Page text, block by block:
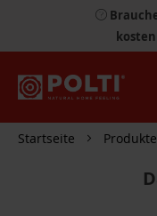
Startseite Produkte